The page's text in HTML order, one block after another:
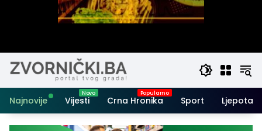
Najnovije Vijesti Crna Hronika Sport Ljepota i